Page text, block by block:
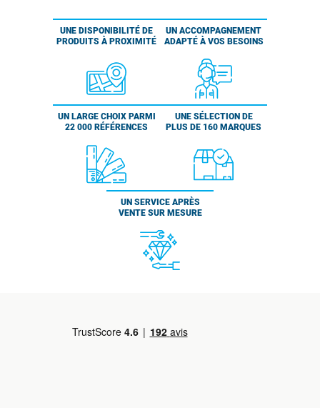
UNE DISPONIBILITÉ DE
PRODUITS À PROXIMITÉ
UN ACCOMPAGNEMENT
ADAPTÉ À VOS BESOINS
UN LARGE CHOIX PARMI
22 000 RÉFÉRENCES
UNE SÉLECTION DE
PLUS DE 160 MARQUES
UN SERVICE APRÈS
VENTE SUR MESURE